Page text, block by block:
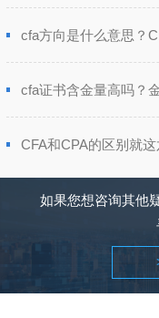
cfa方向是什么意思？
cfa证书含金量高吗？
CFA和CPA的区别就这
如果您想咨询其他